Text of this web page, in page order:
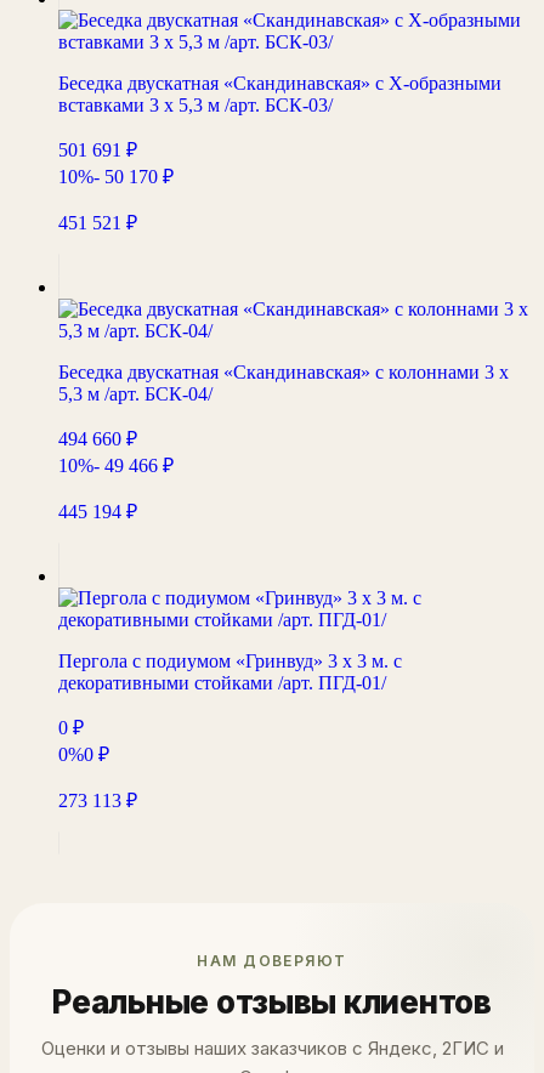
Беседка двускатная «Скандинавская» с Х-образными
вставками 3 х 5,3 м /арт. БСК-03/
501 691 ₽
10%- 50 170 ₽
451 521 ₽
Беседка двускатная «Скандинавская» с колоннами 3 х
5,3 м /арт. БСК-04/
494 660 ₽
10%- 49 466 ₽
445 194 ₽
Пергола с подиумом «Гринвуд» 3 х 3 м. с
декоративными стойками /арт. ПГД-01/
0 ₽
0%0 ₽
273 113 ₽
НАМ ДОВЕРЯЮТ
Реальные отзывы клиентов
Оценки и отзывы наших заказчиков с Яндекс, 2ГИС и